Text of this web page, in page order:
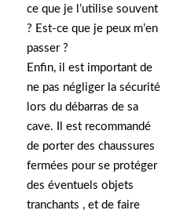
ce que je l’utilise souvent
? Est-ce que je peux m’en
passer ?
Enfin, il est important de
ne pas négliger la sécurité
lors du débarras de sa
cave. Il est recommandé
de porter des chaussures
fermées pour se protéger
des éventuels objets
tranchants , et de faire